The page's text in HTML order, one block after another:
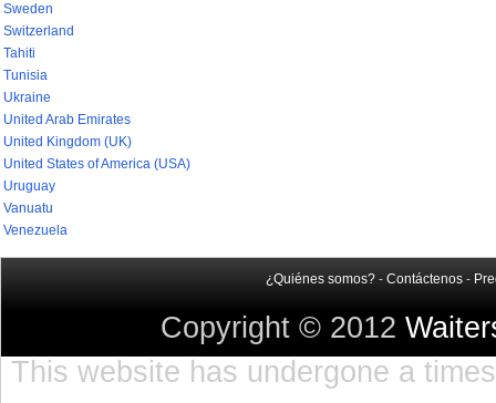
Sweden
Switzerland
Tahiti
Tunisia
Ukraine
United Arab Emirates
United Kingdom (UK)
United States of America (USA)
Uruguay
Vanuatu
Venezuela
¿Quiénes somos? - Contáctenos -
Copyright © 2012
This website has undergone a